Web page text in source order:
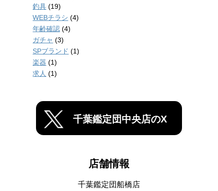
釣具 (19)
WEBチラシ (4)
年齢確認 (4)
ガチャ (3)
SPブランド (1)
楽器 (1)
求人 (1)
千葉鑑定団中央店のX
店舗情報
千葉鑑定団船橋店